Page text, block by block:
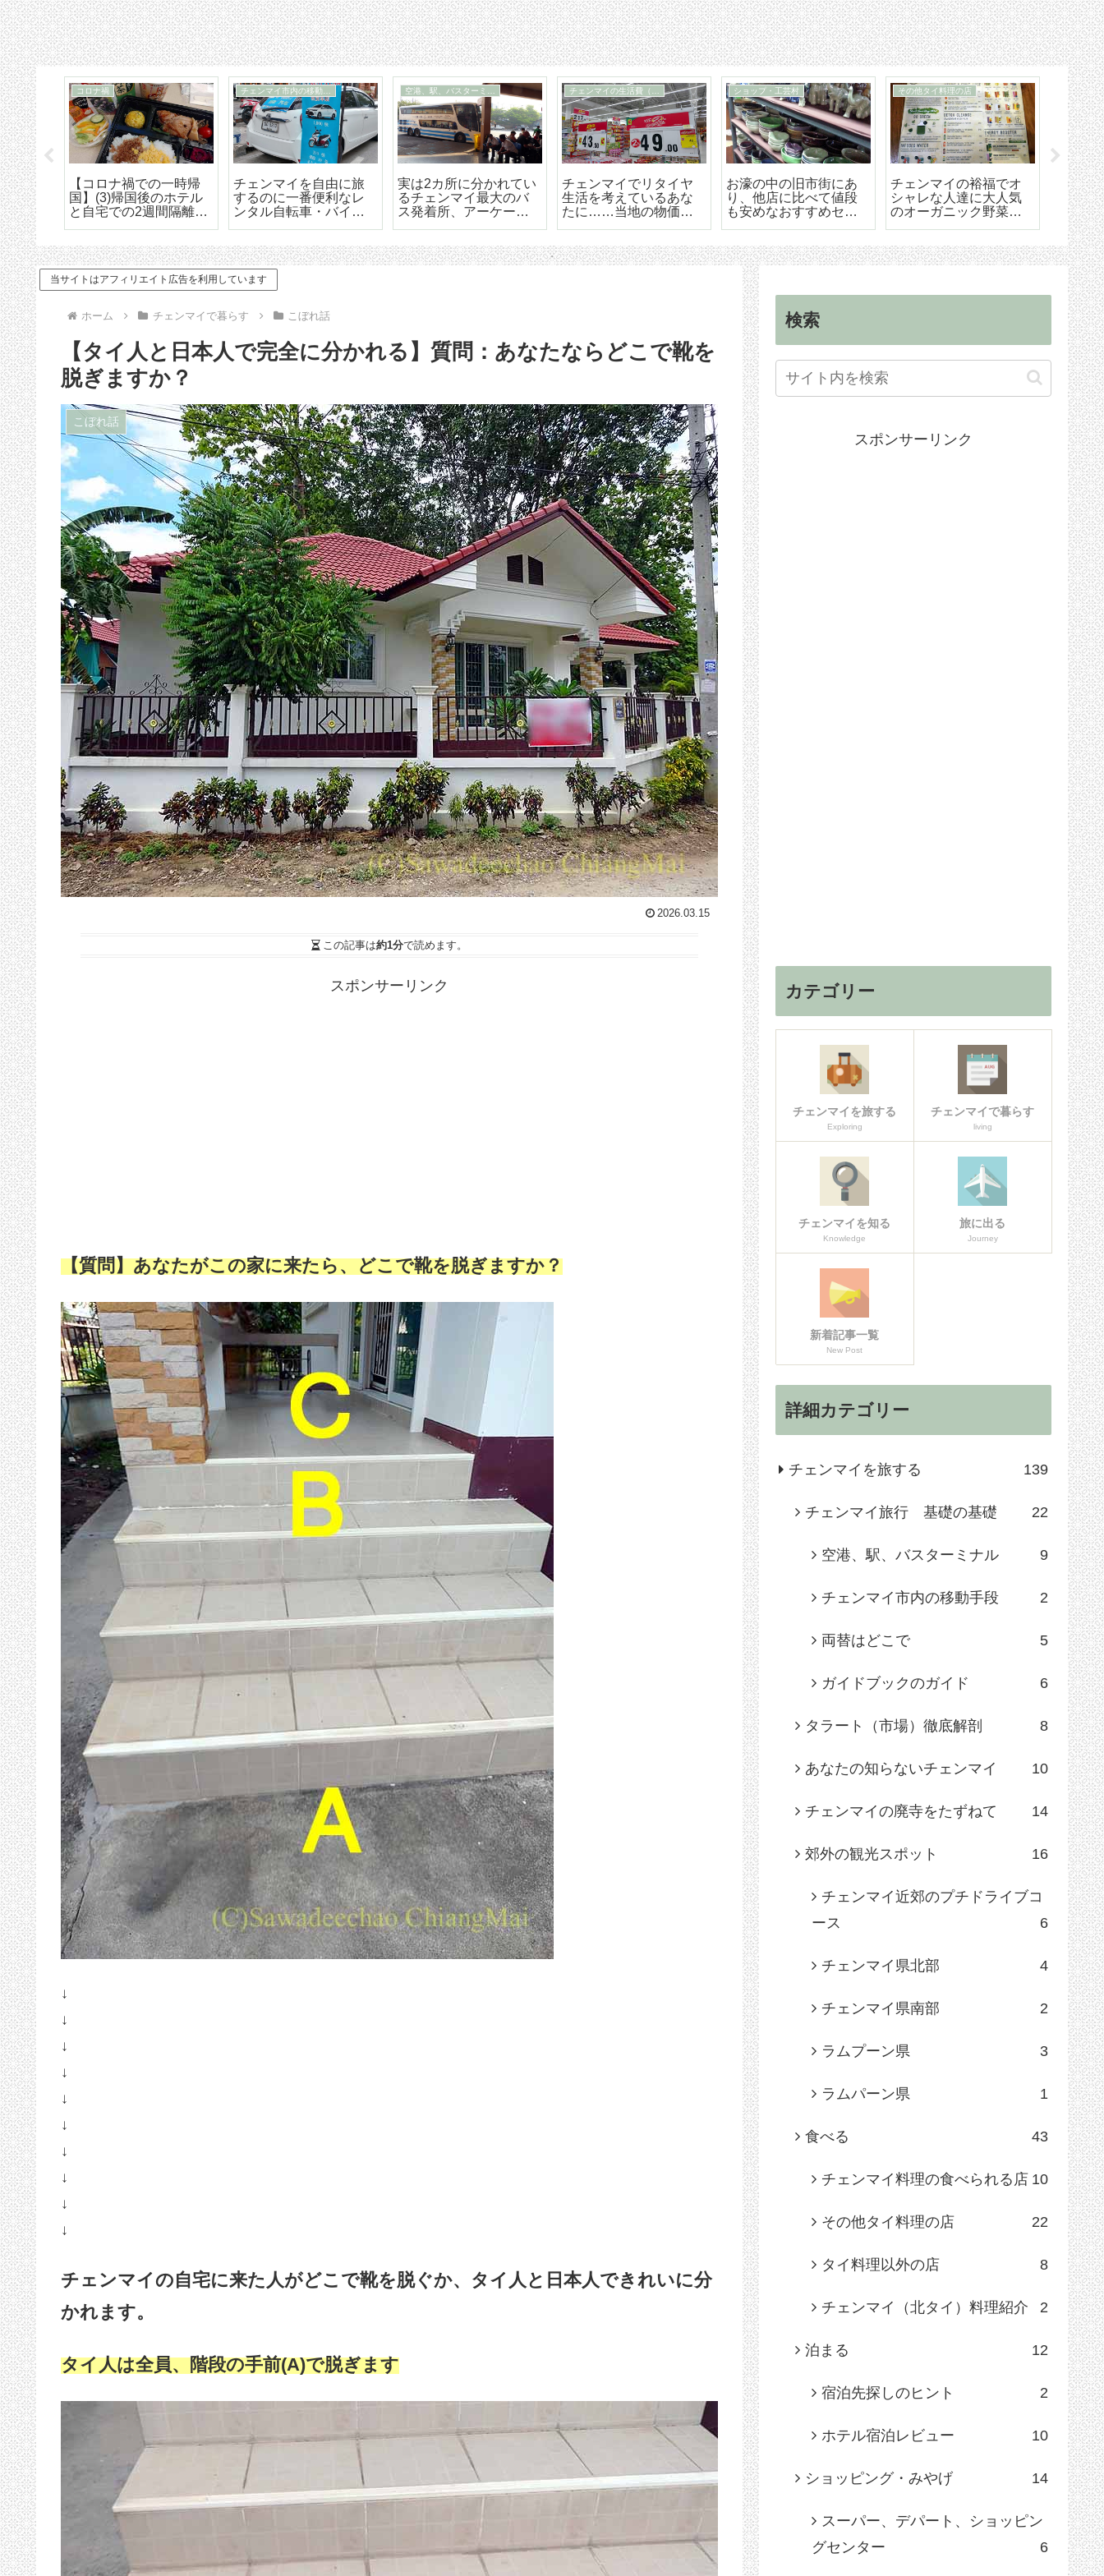
所に分かれてい
マイ最大のバ
、アーケード
ミナル（周辺
ップつき）
チェンマイの生活費（概論）
チェンマイでリタイヤ
生活を考えているあな
たに……当地の物価は
ショップ・工芸村
お濠の中の旧市街にあ
り、他店に比べて値段
も安めなおすすめセラ
その他タイ料理の店
チェンマイの裕福でオ
シャレな人達に大人気
のオーガニック野菜創
（Ohkajhu）」
住まい探し
チェンマイ長期滞在の
ための住まい探しはこ
うやろう エリア選び
TM30
TM-30とは何か、初回届
け出の方法などの詳細
な解説
BTSも地下鉄もないチ
ェンマイはソンテウで
の移動が便利で楽しい
当サイトはアフィリエイト広告を利用しています
ホーム チェンマイで暮らす こぼれ話
【タイ人と日本人で完全に分かれる】質問：あなたならどこで靴を
脱ぎますか？
こぼれ話
2026.03.15
この記事は約1分で読めます。
スポンサーリンク
【質問】あなたがこの家に来たら、どこで靴を脱ぎますか？
↓
↓
↓
↓
↓
↓
↓
↓
↓
↓
チェンマイの自宅に来た人がどこで靴を脱ぐか、タイ人と日本人できれいに分
かれます。
タイ人は全員、階段の手前(A)で脱ぎます
検索
スポンサーリンク
カテゴリー
チェンマイを旅する
Exploring
チェンマイで暮らす
living
チェンマイを知る
Knowledge
旅に出る
Journey
新着記事一覧
New Post
詳細カテゴリー
チェンマイを旅する 139
チェンマイ旅行 基礎の基礎 22
空港、駅、バスターミナル 9
チェンマイ市内の移動手段 2
両替はどこで 5
ガイドブックのガイド 6
タラート（市場）徹底解剖 8
あなたの知らないチェンマイ 10
チェンマイの廃寺をたずねて 14
郊外の観光スポット 16
チェンマイ近郊のプチドライブコ
ース
6
チェンマイ県北部 4
チェンマイ県南部 2
ラムプーン県 3
ラムパーン県 1
食べる 43
チェンマイ料理の食べられる店 10
その他タイ料理の店 22
タイ料理以外の店 8
チェンマイ（北タイ）料理紹介 2
泊まる 12
宿泊先探しのヒント 2
ホテル宿泊レビュー 10
ショッピング・みやげ 14
スーパー、デパート、ショッピン
グセンター
6